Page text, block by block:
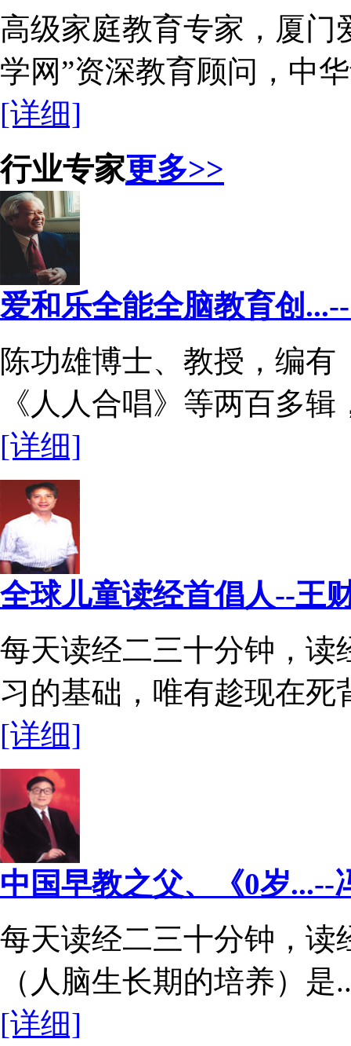
高级家庭教育专家，厦门
学网”资深教育顾问，中
[详细]
行业专家更多>>
爱和乐全能全脑教育创
陈功雄博士、教授，编
《人人合唱》等两百多辑
[详细]
全球儿童读经首倡人--王
每天读经二三十分钟，读
习的基础，唯有趁现在死
[详细]
中国早教之父、《0岁...--
每天读经二三十分钟，读
（人脑生长期的培养）是
[详细]